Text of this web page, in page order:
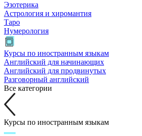
Эзотерика
Астрология и хиромантия
Таро
Нумерология
Курсы по иностранным языкам
Английский для начинающих
Английский для продвинутых
Разговорный английский
Все категории
Курсы по иностранным языкам